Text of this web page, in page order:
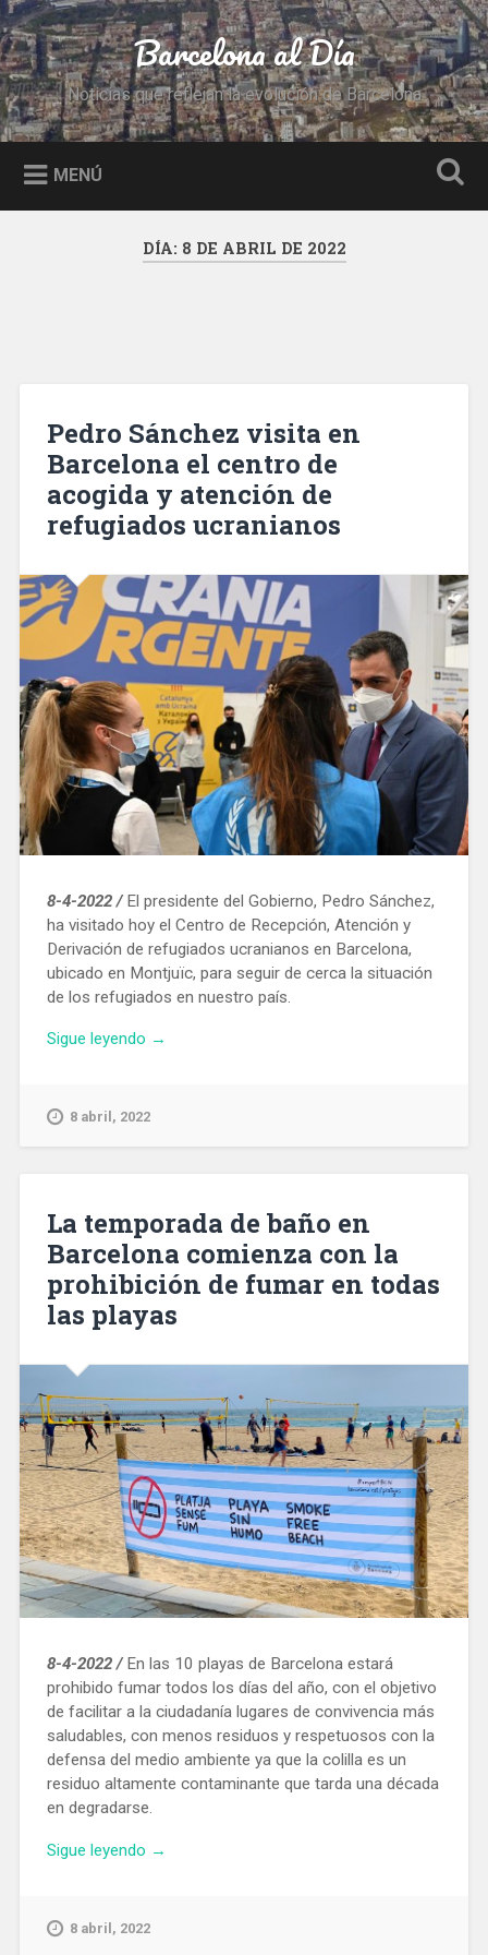
Saltar
al
contenido
Buscar Barcelona al Día
Noticias que reflejan la evolución de Barcelona
MENÚ
DÍA: 8 DE ABRIL DE 2022
Pedro Sánchez visita en
Barcelona el centro de
acogida y atención de
refugiados ucranianos
8-4-2022 /El presidente del Gobierno, Pedro Sánchez,
ha visitado hoy el Centro de Recepción, Atención y
Derivación de refugiados ucranianos en Barcelona,
ubicado en Montjuïc, para seguir de cerca la situación
de los refugiados en nuestro país.
Sigue leyendo «Pedro
en
acogida
y
atención
refugiados
→
8 abril, 2022
La temporada de baño en
Barcelona comienza con la
prohibición de fumar en todas
las playas
8-4-2022 /En las 10 playas de Barcelona estará
prohibido fumar todos los días del año, con el objetivo
de facilitar a la ciudadanía lugares de convivencia más
saludables, con menos residuos y respetuosos con la
defensa del medio ambiente ya que la colilla es un
residuo altamente contaminante que tarda una década
en degradarse.
Sigue leyendo «La
baño
→
8 abril, 2022